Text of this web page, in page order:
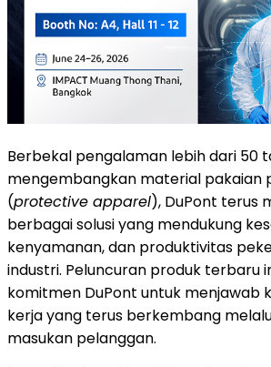
Berbekal pengalaman lebih dari 50
mengembangkan material pakaian
(protective apparel), DuPont terus
berbagai solusi yang mendukung
kenyamanan, dan produktivitas
industri. Peluncuran produk terbaru
komitmen DuPont untuk menjawab
kerja yang terus berkembang
masukan pelanggan.